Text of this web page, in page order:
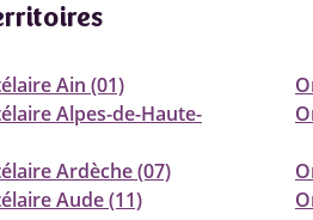
Ain (01)
Alpes-de-Haute-
Ardèche (07)
Aude (11)